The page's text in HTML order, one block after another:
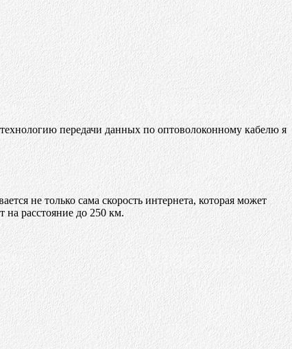
передачи данных по оптоволоконному кабелю я
не только сама скорость интернета, которая может
на расстояние до 250 км.